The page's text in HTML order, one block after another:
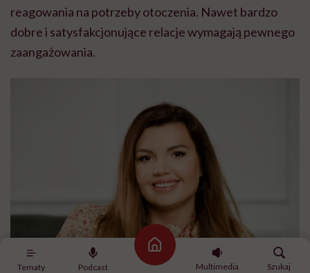
Tematy Podcast
Strona główna
Multimedia
Szukaj
reagowania na potrzeby otoczenia. Nawet bardzo
dobre i satysfakcjonujące relacje wymagają pewnego
zaangażowania.